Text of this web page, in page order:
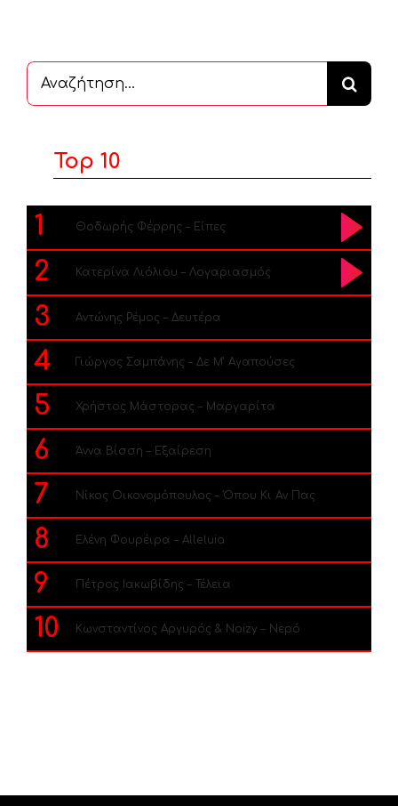
Αναζήτηση
...
Top 10
1 Θοδωρής Φέρρης – Είπες
2 Κατερίνα Λιόλιου – Λογαριασμός
3 Αντώνης Ρέμος – Δευτέρα
4 Γιώργος Σαμπάνης – Δε Μ’ Αγαπούσες
5 Χρήστος Μάστορας – Μαργαρίτα
6 Άννα Βίσση – Εξαίρεση
7 Νίκος Οικονομόπουλος – Όπου Κι Αν Πας
8 Ελένη Φουρέιρα – Alleluia
9 Πέτρος Ιακωβίδης – Τέλεια
10 Κωνσταντίνος Αργυρός & Noizy – Νερό